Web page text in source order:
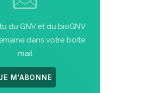
du GNV et du bioGNV
dans votre boite
mail
M'ABONNE